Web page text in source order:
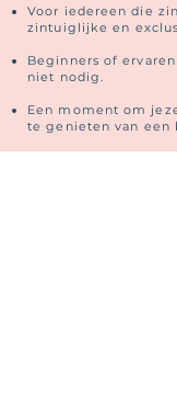
Voor iedereen die
zintuiglijke en
Beginners of
niet nodig.
Een moment om
te genieten van een